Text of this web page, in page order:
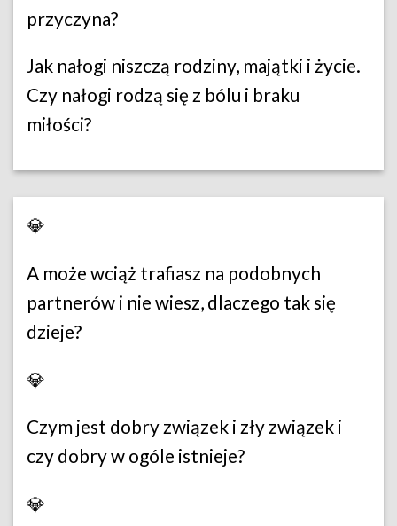
przyczyna?
Jak nałogi niszczą rodziny, majątki i życie.
Czy nałogi rodzą się z bólu i braku
miłości?
💎
A może wciąż trafiasz na podobnych
partnerów i nie wiesz, dlaczego tak się
dzieje?
💎
Czym jest dobry związek i zły związek i
czy dobry w ogóle istnieje?
💎